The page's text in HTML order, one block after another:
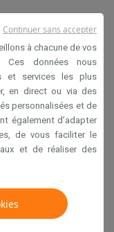
vente
4 "T Sas",
à chacune de vos
Ces données nous
et services les plus
en direct ou via des
personnalisées et de
également d’adapter
de vous faciliter le
et de réaliser des
Continuer sans accepter